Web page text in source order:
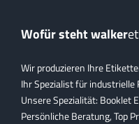
Wofür steht walker
Wir produzieren Ihre
Ihr Spezialist für
Unsere Spezialität: Booklet
Persönliche Beratung, Top